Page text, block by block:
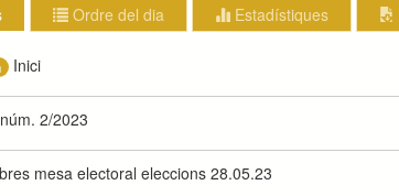
Ordre del dia Estadístiques
Inici
2/2023
mesa electoral eleccions 28.05.23